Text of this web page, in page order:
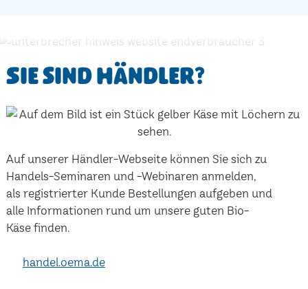
Sie sind Händler?
Auf unserer Händler-Webseite können Sie sich zu
Handels-Seminaren und -Webinaren anmelden,
als registrierter Kunde Bestellungen aufgeben und
alle Informationen rund um unsere guten Bio-
Käse finden.
handel.oema.de